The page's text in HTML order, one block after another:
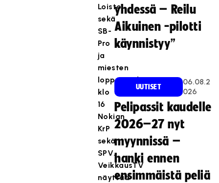
Loisto
sekä
SB-
Pro
ja
miesten
loppuottelussa
klo
16
Nokian
KrP
sekä
SPV.
VeikkausTV
näyttää
yhdessä – Reilu
Aikuinen -pilotti
käynnistyy”
UUTISET
06.08.2
026
Pelipassit kaudelle
2026–27 nyt
myynnissä –
hanki ennen
ensimmäistä peliä